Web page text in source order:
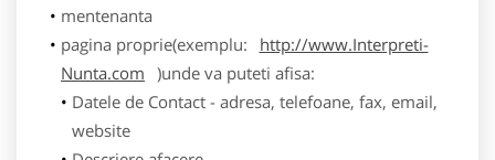
mentenanta
pagina proprie(exemplu:
http://www.Interpreti-
Nunta.com )unde va puteti afisa:
Datele de Contact - adresa, telefoane, fax, email,
website